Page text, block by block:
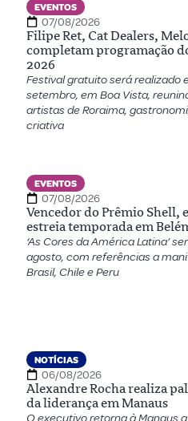
EVENTOS
07/08/2026
Filipe Ret, Cat Dealers,
completam programação
2026
Festival gratuito será realizado
setembro, em Boa Vista,
artistas de Roraima,
criativa
EVENTOS
07/08/2026
Vencedor do Prêmio Shell,
estreia temporada em
‘As Cores da América Latina’
agosto, com referências a
Brasil, Chile e Peru
NOTÍCIAS
06/08/2026
Alexandre Rocha realiza
da liderança em Manaus
O executivo retorna à Manaus